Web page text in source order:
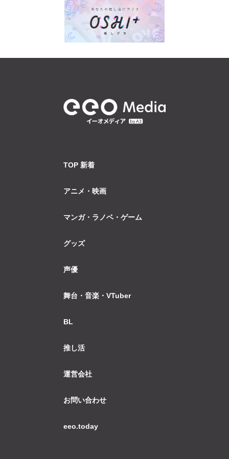
TOP 新着
アニメ・映画
マンガ・ラノベ・ゲーム
グッズ
声優
舞台・音楽・VTuber
BL
推し活
運営会社
お問い合わせ
eeo.today